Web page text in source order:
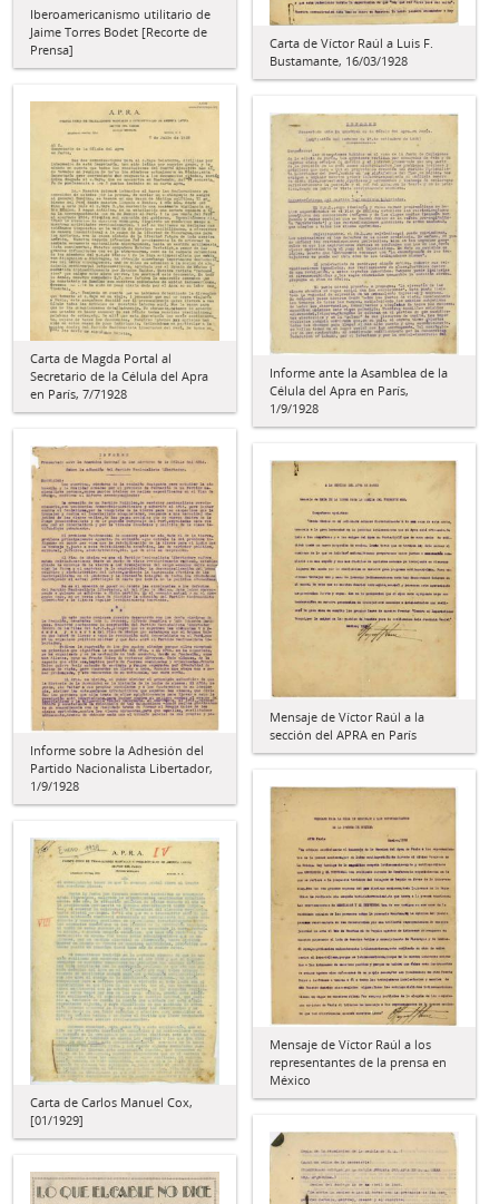
Iberoamericanismo utilitario de
Jaime Torres Bodet [Recorte de
Prensa]
Carta de Víctor Raúl a Luis F.
Bustamante, 16/03/1928
Carta de Magda Portal al
Secretario de la Célula del Apra
en París, 7/71928
Informe ante la Asamblea de la
Célula del Apra en París,
1/9/1928
Informe sobre la Adhesión del
Partido Nacionalista Libertador,
1/9/1928
Mensaje de Víctor Raúl a la
sección del APRA en París
Mensaje de Víctor Raúl a los
representantes de la prensa en
México
Carta de Carlos Manuel Cox,
[01/1929]